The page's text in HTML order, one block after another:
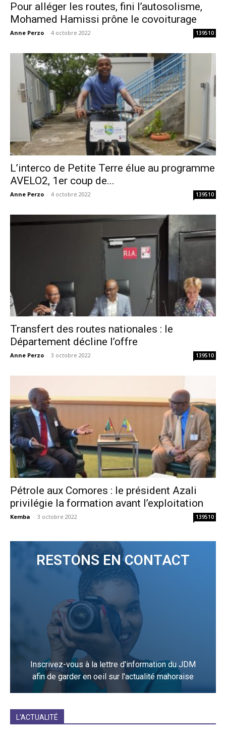
Pour alléger les routes, fini l’autosolisme,
Mohamed Hamissi prône le covoiturage
Anne Perzo - 4 octobre 2022 139510
L’interco de Petite Terre élue au programme
AVELO2, 1er coup de...
Anne Perzo - 4 octobre 2022 139510
Transfert des routes nationales : le
Département décline l’offre
Anne Perzo - 3 octobre 2022 139510
Pétrole aux Comores : le président Azali
privilégie la formation avant l’exploitation
Kemba - 3 octobre 2022 139510
RESTONS EN CONTACT
Inscrivez-vous à la lettre d'information du JDM
afin de garder en oeil sur l'actualité mahoraise
L'ACTUALITÉ